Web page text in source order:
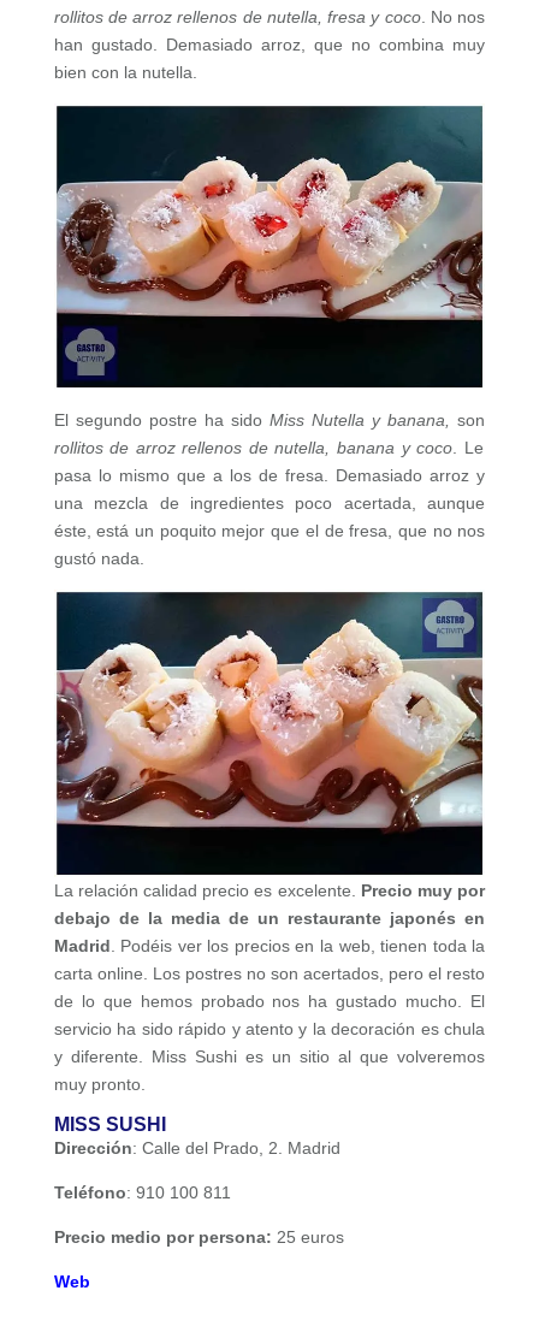
rollitos de arroz rellenos de nutella, fresa y coco. No nos
han gustado. Demasiado arroz, que no combina muy
bien con la nutella.
El segundo postre ha sidoMiss Nutella y banana,son
rollitos de arroz rellenos de nutella, banana y coco . Le
pasa lo mismo que a los de fresa. Demasiado arroz y
una mezcla de ingredientes poco acertada, aunque
éste, está un poquito mejor que el de fresa, que no nos
gustó nada.
La relación calidad precio es excelente. Precio muy por
debajo de la media de un restaurante japonés en
Madrid . Podéis ver los precios en la web, tienen toda la
carta online. Los postres no son acertados, pero el resto
de lo que hemos probado nos ha gustado mucho. El
servicio ha sido rápido y atento y la decoración es chula
y diferente. Miss Sushi es un sitio al que volveremos
muy pronto.
MISS SUSHI
Dirección: Calle del Prado, 2. Madrid
Teléfono: 910 100 811
Precio medio por persona: 25 euros
Web